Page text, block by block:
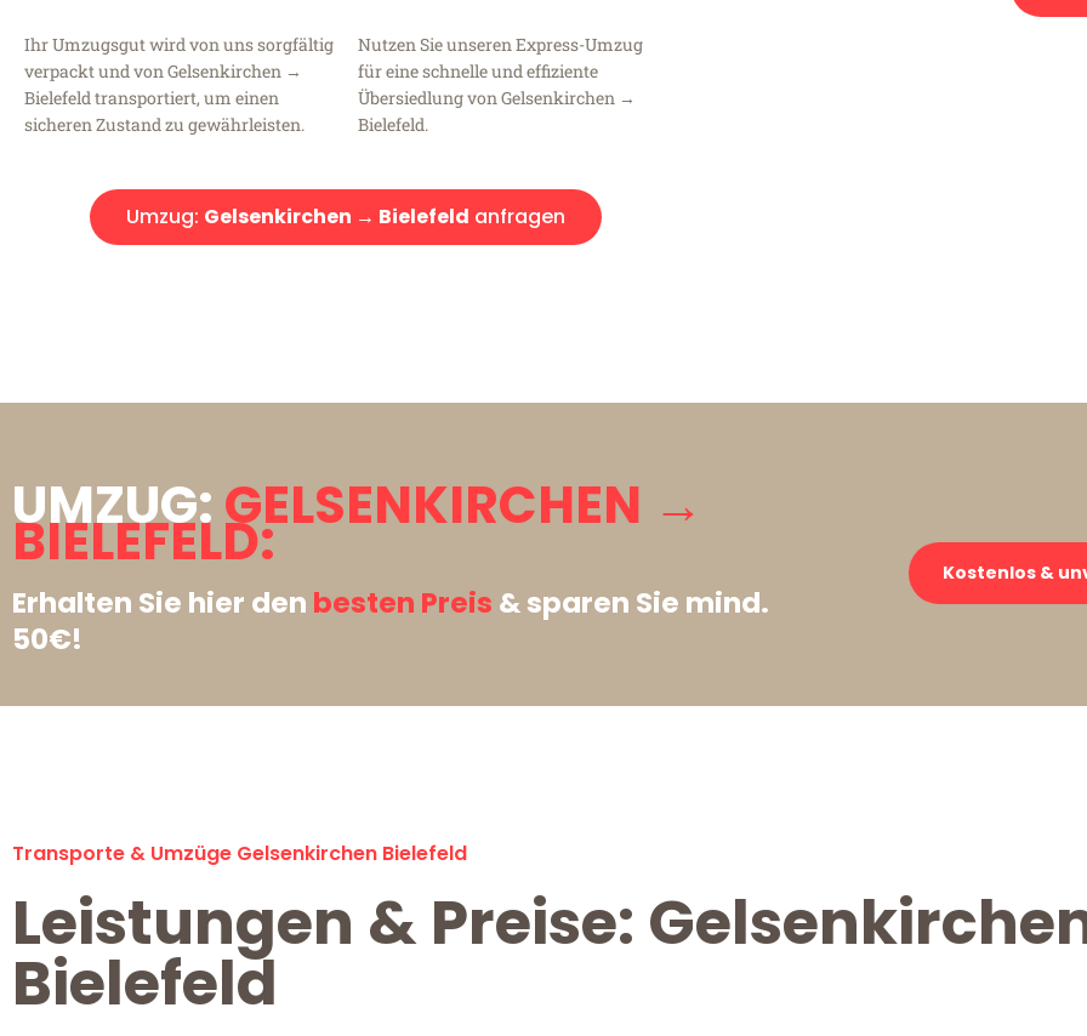
Ihr Umzugsgut wird von uns sorgfältig
verpackt und von Gelsenkirchen →
Bielefeld transportiert, um einen
sicheren Zustand zu gewährleisten.
Nutzen Sie unseren Express-Umzug
für eine schnelle und effiziente
Übersiedlung von Gelsenkirchen →
Bielefeld.
Umzug: Gelsenkirchen → Bielefeld anfragen
UMZUG: GELSENKIRCHEN →
BIELEFELD:
Erhalten Sie hier den besten Preis & sparen Sie mind.
50€!
Kostenlos &
Transporte & Umzüge Gelsenkirchen Bielefeld
Leistungen & Preise:
Bielefeld